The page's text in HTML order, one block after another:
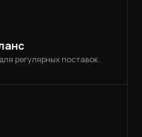
регулярных поставок.